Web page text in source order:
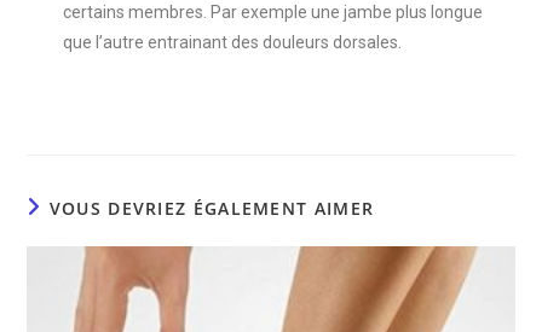
certains membres. Par exemple une jambe plus longue
que l’autre entrainant des douleurs dorsales.
VOUS DEVRIEZ ÉGALEMENT AIMER